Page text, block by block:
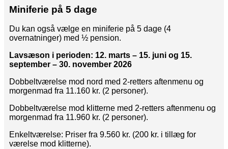
Miniferie på 5 dage
Du kan også vælge en miniferie på 5 dage (4
overnatninger) med ½ pension.
Lavsæson i perioden: 12. marts – 15. juni og 15.
september – 30. november 2026
Dobbeltværelse mod nord med 2-retters aftenmenu og
morgenmad fra 11.160 kr. (2 personer).
Dobbeltværelse mod klitterne med 2-retters aftenmenu og
morgenmad fra 11.960 kr. (2 personer).
Enkeltværelse: Priser fra 9.560 kr. (200 kr. i tillæg for
værelse mod klitterne).